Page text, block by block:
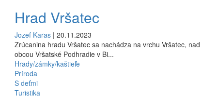
Hrad Vršatec
Jozef Karas | 20.11.2023
Zrúcanina hradu Vršatec sa nachádza na vrchu Vršatec, nad
obcou Vršatské Podhradie v Bi...
Hrady/zámky/kaštieľe
Príroda
S deťmi
Turistika